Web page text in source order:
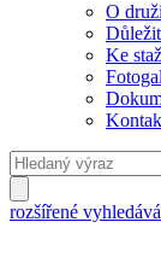
O
Ke
rozšířené